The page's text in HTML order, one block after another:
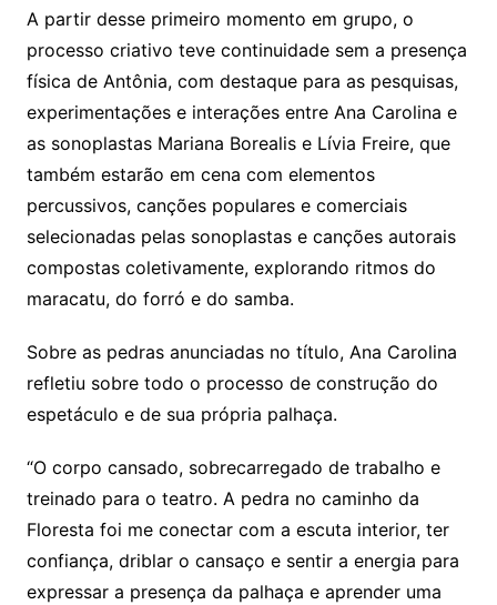
A partir desse primeiro momento em grupo, o
processo criativo teve continuidade sem a presença
física de Antônia, com destaque para as pesquisas,
experimentações e interações entre Ana Carolina e
as sonoplastas Mariana Borealis e Lívia Freire, que
também estarão em cena com elementos
percussivos, canções populares e comerciais
selecionadas pelas sonoplastas e canções autorais
compostas coletivamente, explorando ritmos do
maracatu, do forró e do samba.
Sobre as pedras anunciadas no título, Ana Carolina
refletiu sobre todo o processo de construção do
espetáculo e de sua própria palhaça.
“O corpo cansado, sobrecarregado de trabalho e
treinado para o teatro. A pedra no caminho da
Floresta foi me conectar com a escuta interior, ter
confiança, driblar o cansaço e sentir a energia para
expressar a presença da palhaça e aprender uma